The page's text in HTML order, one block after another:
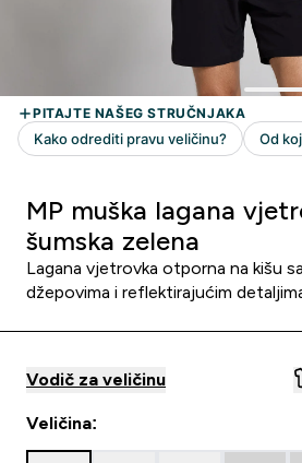
MP muška lagana
šumska zelena
Lagana vjetrovka otporna na kišu
džepovima i reflektirajućim
Vodič za veličinu
Veličina: